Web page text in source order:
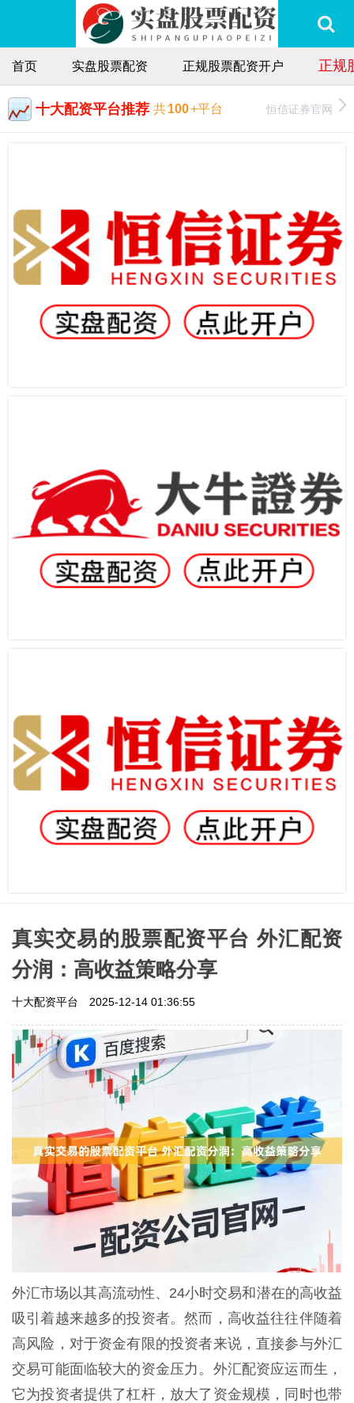
首页 实盘股票配资 正规股票配资开户 正规
十大配资平台推荐 共100+平台 恒信证券官网
真实交易的股票配资平台 外汇配资
分润：高收益策略分享
十大配资平台 2025-12-14 01:36:55
外汇市场以其高流动性、24小时交易和潜在的高收益
吸引着越来越多的投资者。然而，高收益往往伴随着
高风险，对于资金有限的投资者来说，直接参与外汇
交易可能面临较大的资金压力。外汇配资应运而生，
它为投资者提供了杠杆，放大了资金规模，同时也带